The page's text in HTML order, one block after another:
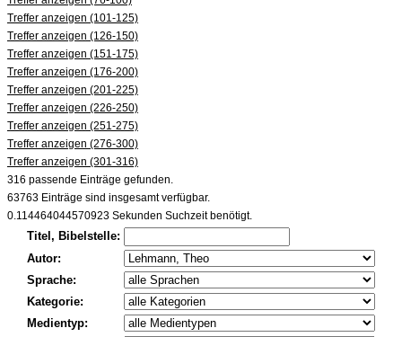
Treffer anzeigen (101-125)
Treffer anzeigen (126-150)
Treffer anzeigen (151-175)
Treffer anzeigen (176-200)
Treffer anzeigen (201-225)
Treffer anzeigen (226-250)
Treffer anzeigen (251-275)
Treffer anzeigen (276-300)
Treffer anzeigen (301-316)
316 passende Einträge gefunden.
63763 Einträge sind insgesamt verfügbar.
0.114464044570923 Sekunden Suchzeit benötigt.
Titel, Bibelstelle:
Autor:
Sprache:
Kategorie:
Medientyp: